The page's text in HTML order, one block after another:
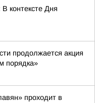
контексте Дня
продолжается акция
порядка»
проходит в